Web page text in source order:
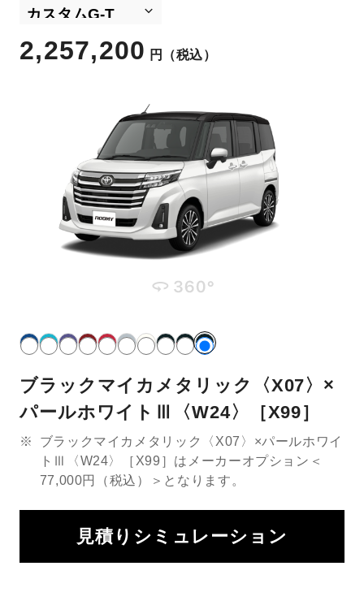
2,257,200 円 （税込）
ブラックマイカメタリック〈X07〉×
パールホワイトⅢ〈W24〉［X99］
※
ブラックマイカメタリック〈X07〉×パールホワイ
トⅢ〈W24〉［X99］はメーカーオプション＜
77,000円（税込）＞となります。
見積りシミュレーション